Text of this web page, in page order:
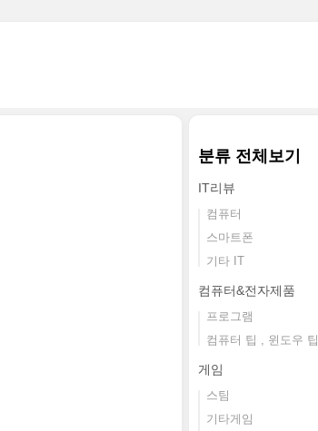
분류 전체보기
IT리뷰
컴퓨터
스마트폰
기타 IT
컴퓨터&전자제품
프로그램
컴퓨터 팁 , 윈도우 팁
게임
스팀
기타게임